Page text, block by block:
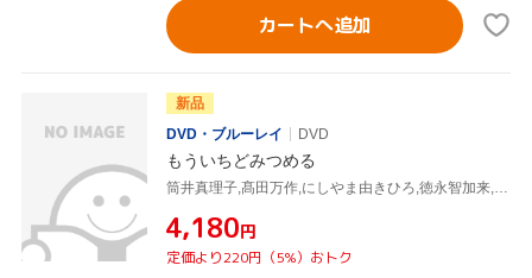
カートへ追加
新品
DVD・ブルーレイ
DVD
もういちどみつめる
¥4,180円
定価より220円（5%）おトク